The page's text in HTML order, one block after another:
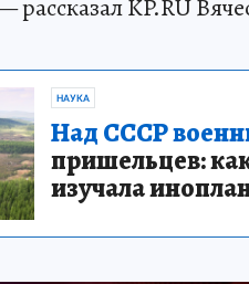
рассказал KP.RU
НАУКА
Над СССР
пришельцев:
изучала